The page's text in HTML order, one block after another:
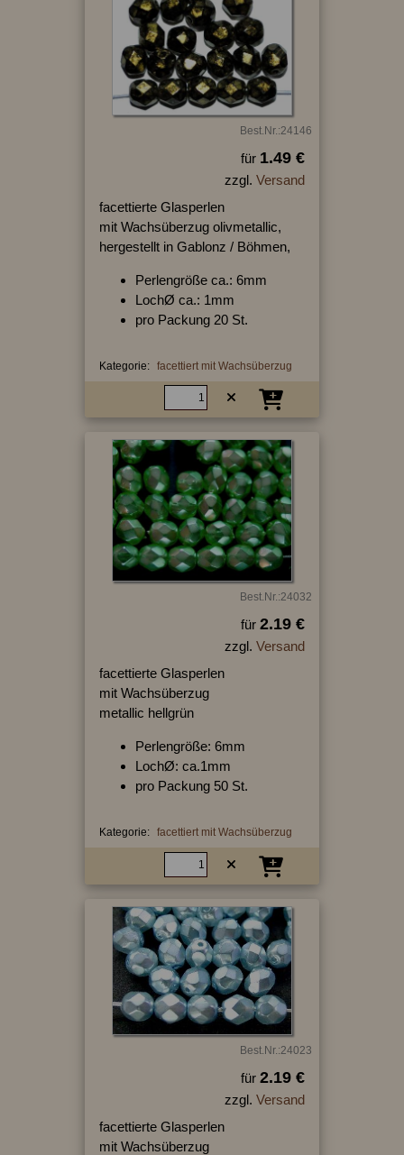
Best.Nr.:24146
für 1.49 €
zzgl. Versand
facettierte Glasperlen
mit Wachsüberzug olivmetallic,
hergestellt in Gablonz / Böhmen,
Perlengröße ca.: 6mm
LochØ ca.: 1mm
pro Packung 20 St.
Kategorie: facettiert mit Wachsüberzug
Best.Nr.:24032
für 2.19 €
zzgl. Versand
facettierte Glasperlen
mit Wachsüberzug
metallic hellgrün
Perlengröße: 6mm
LochØ: ca.1mm
pro Packung 50 St.
Kategorie: facettiert mit Wachsüberzug
Best.Nr.:24023
für 2.19 €
zzgl. Versand
facettierte Glasperlen
mit Wachsüberzug